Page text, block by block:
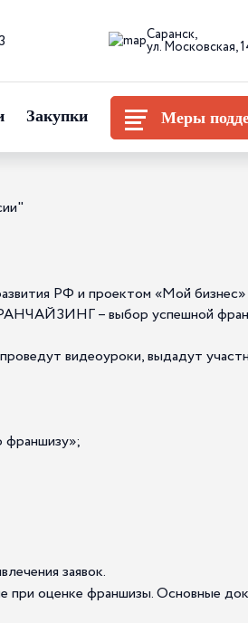
Саранск,
ул. Московская,
Закупки Меры
РФ и проектом «Мой
– выбор успешной
видеоуроки, выдадут
франшизу»;
заявок.
при оценке франшизы. Основные